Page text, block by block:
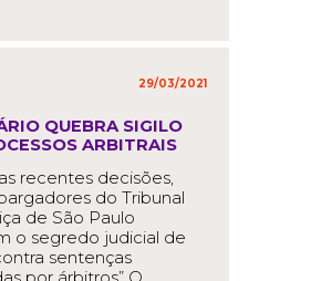
29/03/2021
QUEBRA SIGILO
ARBITRAIS
recentes decisões,
do Tribunal
de São Paulo
o segredo judicial de
sentenças